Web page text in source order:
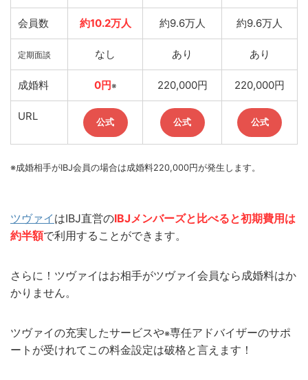
会員数 約10.2万人 約9.6万人 約9.6万人
定期面談 なし あり あり
成婚料 0円※ 220,000円 220,000円
URL 公式 公式 公式
※成婚相手がIBJ会員の場合は成婚料220,000円が発生します。
ツヴァイ はIBJ直営のIBJメンバーズと比べると初期費用は
約半額で利用することができます。
さらに！ツヴァイはお相手がツヴァイ会員なら成婚料はか
かりません。
ツヴァイの充実したサービスや※専任アドバイザーのサポ
ートが受けれてこの料金設定は破格と言えます！